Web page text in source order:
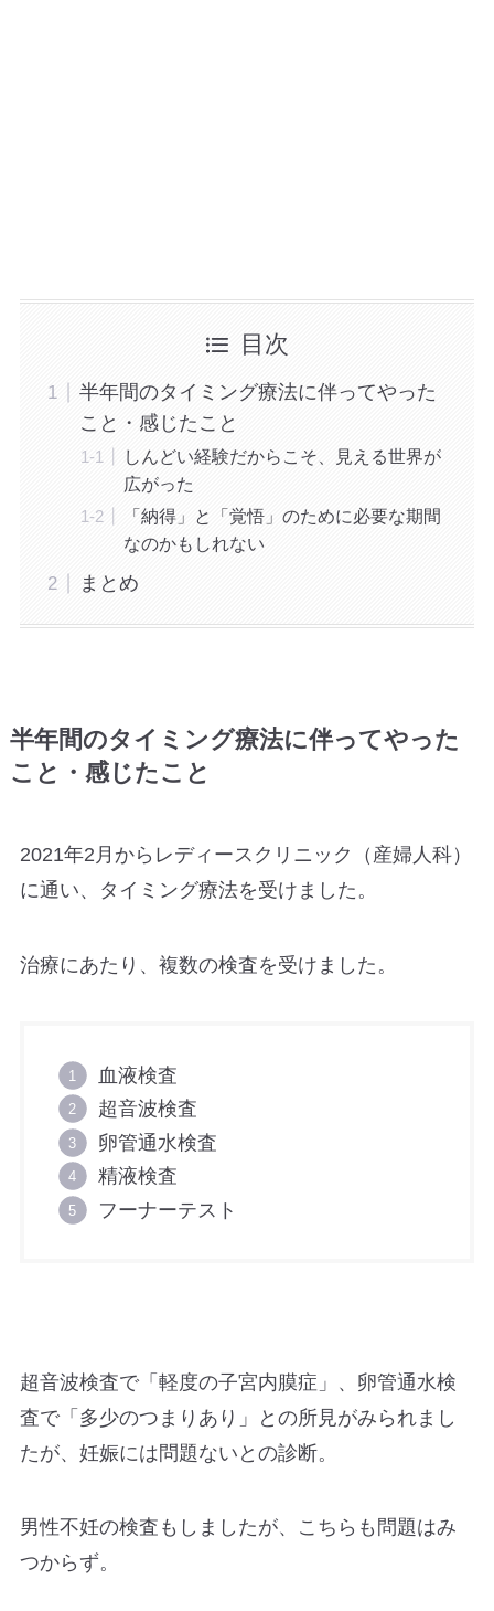
目次
半年間のタイミング療法に伴ってやった
こと・感じたこと
しんどい経験だからこそ、見える世界が
広がった
「納得」と「覚悟」のために必要な期間
なのかもしれない
まとめ
半年間のタイミング療法に伴ってやった
こと・感じたこと
2021年2月からレディースクリニック（産婦人科）
に通い、タイミング療法を受けました。
治療にあたり、複数の検査を受けました。
血液検査
超音波検査
卵管通水検査
精液検査
フーナーテスト
超音波検査で「軽度の子宮内膜症」、卵管通水検
査で「多少のつまりあり」との所見がみられまし
たが、妊娠には問題ないとの診断。
男性不妊の検査もしましたが、こちらも問題はみ
つからず。